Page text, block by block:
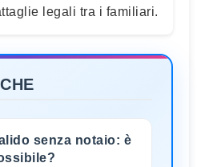
legali tra i familiari.
senza notaio: è